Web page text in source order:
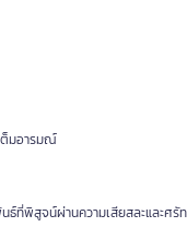
ต็มอารมณ์
ธ์ที่พิสูจน์ผ่านความเสียสละและศรั